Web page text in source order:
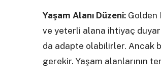
Yaşam Alanı Düzeni: Golden
ve yeterli alana ihtiyaç
da adapte olabilirler. Ancak
gerekir. Yaşam alanlarının